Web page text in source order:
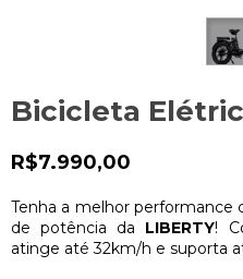
Bicicleta
R$7.990,00
Tenha a melhor
de potência da LIBERTY!
atinge até 32km/h e suporta